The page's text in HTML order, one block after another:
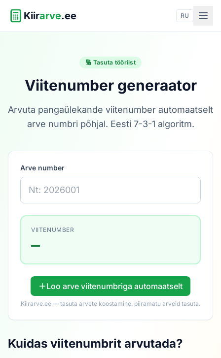
Kiirarve.ee RU
🔢 Tasuta tööriist
Viitenumber generaator
Arvuta pangaülekande viitenumber automaatselt
arve numbri põhjal. Eesti 7-3-1 algoritm.
Arve number
VIITENUMBER
—
Loo arve viitenumbriga automaatselt
Kiirarve.ee — tasuta arvete koostamine. piiramatu arveid tasuta.
Kuidas viitenumbrit arvutada?